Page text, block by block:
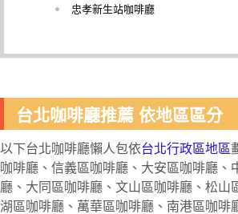
忠孝新生站咖啡廳
台北咖啡廳推薦 依地區區分
以下台北咖啡廳懶人包依台北行政區地區
咖啡廳、信義區咖啡廳、大安區咖啡廳、
廳、大同區咖啡廳、文山區咖啡廳、松山
湖區咖啡廳、萬華區咖啡廳、南港區咖啡